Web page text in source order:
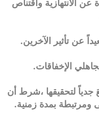
الانتهازية واقتناص
عن تأثير الآخرين.
الإخفاقات.
لتحقيقها ،شرط أن
بمدة زمنية.